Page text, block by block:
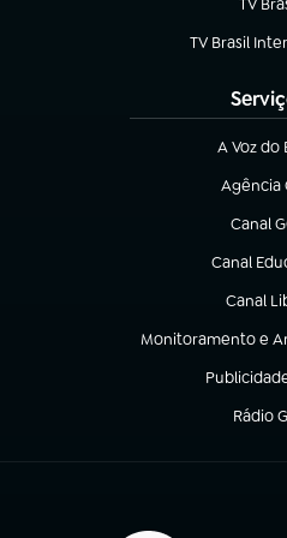
TV
(abre
TV Brasil
(abre em
A Voz do
(abre em
Agência
(abre em
Canal
(abre
Canal
(abre em
Canal
(abre
Monitoramento e
(abre em nova aba)
(abre em
Rádio
(abre